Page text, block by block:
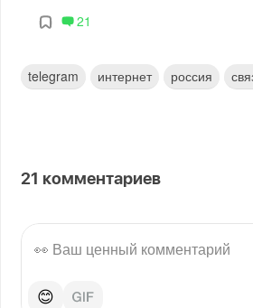
21
telegram интернет россия
21 комментариев
😊